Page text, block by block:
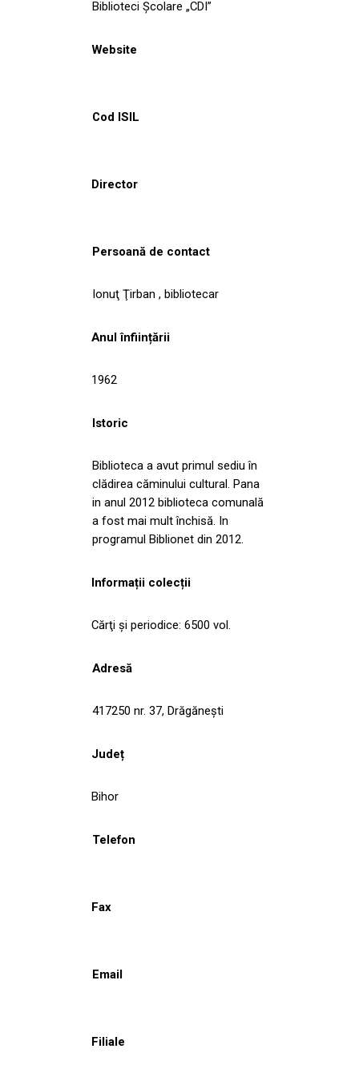
Biblioteci Școlare „CDI”
Website
Cod ISIL
Director
Persoană de contact
Ionuţ Ţirban , bibliotecar
Anul înființării
1962
Istoric
Biblioteca a avut primul sediu în
clădirea căminului cultural. Pana
in anul 2012 biblioteca comunală
a fost mai mult închisă. In
programul Biblionet din 2012.
Informații colecții
Cărţi şi periodice: 6500 vol.
Adresă
417250 nr. 37, Drăgăneşti
Județ
Bihor
Telefon
Fax
Email
Filiale